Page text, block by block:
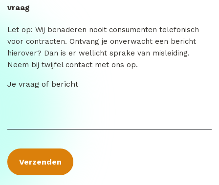
vraag
Let op: Wij benaderen nooit consumenten telefonisch
voor contracten. Ontvang je onverwacht een bericht
hierover? Dan is er wellicht sprake van misleiding.
Neem bij twijfel contact met ons op.